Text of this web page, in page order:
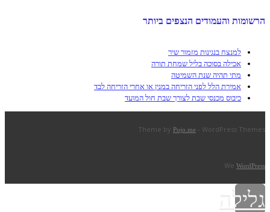
הרשומות והעמודים הנצפים ביותר
למנצח בנגינות מזמור שיר
אכילה בסוכה בליל שמחת תורה
מתי תהיה שנת השמיטה
אמירת הלל לפני הזריחה במנין או אחרי הזריחה לבד
כיבוס מכנסי שבת לצורך שבת חול המועד
Theme by Pojo.me - WordPress Themes
We WordPress
גלילה